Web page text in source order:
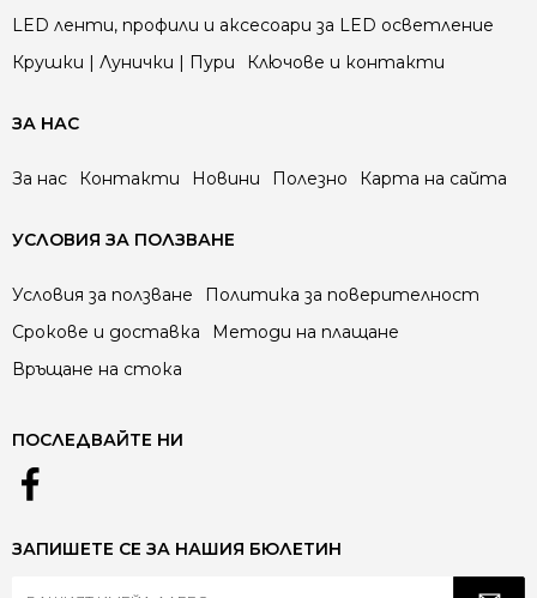
LED ленти, профили и аксесоари за LED осветление
Крушки | Лунички | Пури
Ключове и контакти
ЗА НАС
За нас Контакти Новини Полезно Карта на сайта
УСЛОВИЯ ЗА ПОЛЗВАНЕ
Условия за ползване
Политика за поверителност
Срокове и доставка
Методи на плащане
Връщане на стока
ПОСЛЕДВАЙТЕ НИ
ЗАПИШЕТЕ СЕ ЗА НАШИЯ БЮЛЕТИН